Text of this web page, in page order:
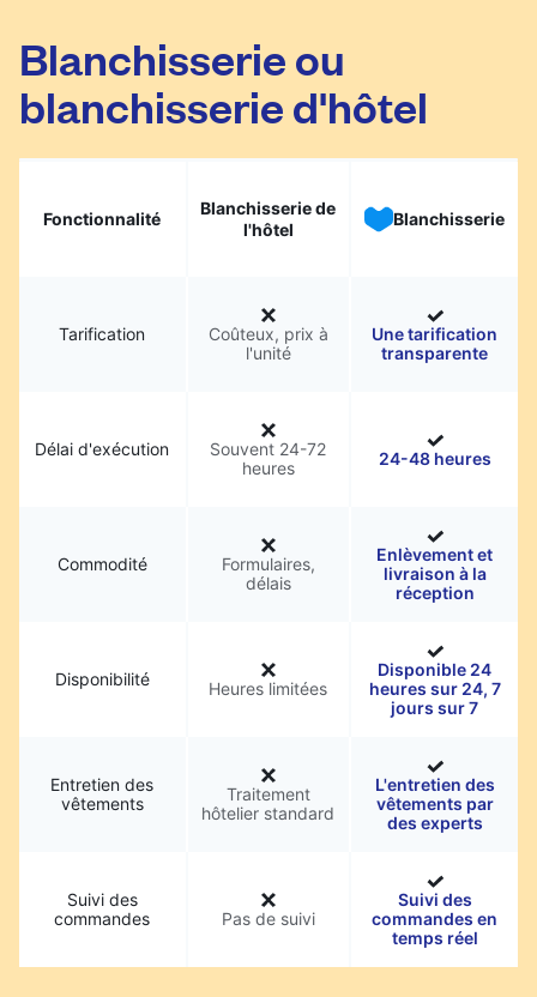
Blanchisserie ou
blanchisserie d'hôtel
Fonctionnalité
Blanchisserie de
l'hôtel
Blanchisserie
Tarification
Coûteux, prix à
l'unité
Une tarification
transparente
Délai d'exécution
Souvent 24-72
heures
24-48 heures
Commodité
Formulaires,
délais
Enlèvement et
livraison à la
réception
Disponibilité Heures limitées
Disponible 24
heures sur 24, 7
jours sur 7
Entretien des
vêtements
Traitement
hôtelier standard
L'entretien des
vêtements par
des experts
Suivi des
commandes
Pas de suivi
Suivi des
commandes en
temps réel